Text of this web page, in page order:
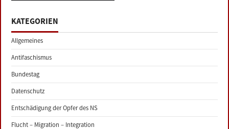
KATEGORIEN
Allgemeines
Antifaschismus
Bundestag
Datenschutz
Entschädigung der Opfer des NS
Flucht – Migration – Integration